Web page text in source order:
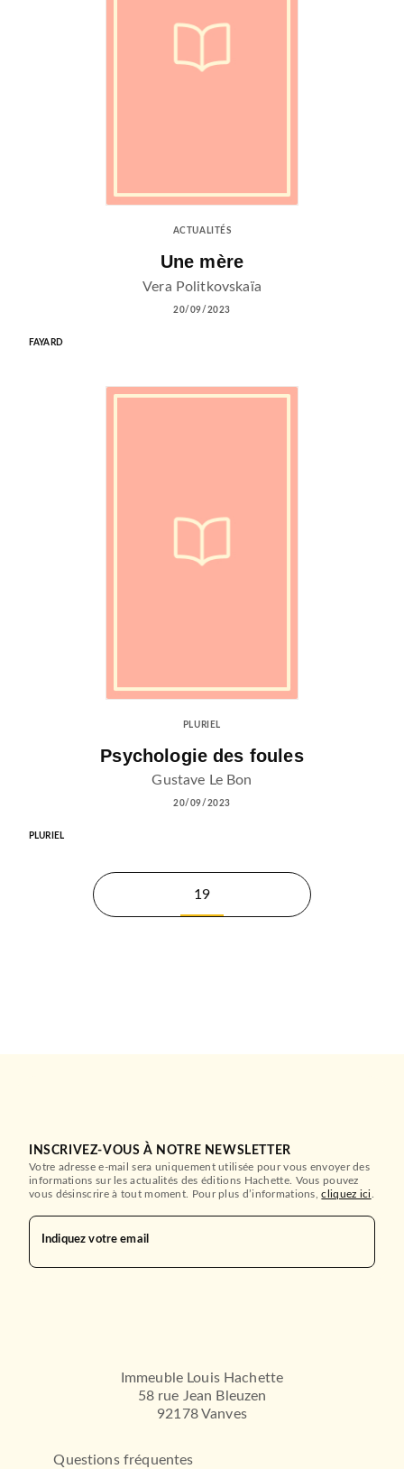
ACTUALITÉS
Une mère
Vera Politkovskaïa
20/09/2023
FAYARD
PLURIEL
Psychologie des foules
Gustave Le Bon
20/09/2023
PLURIEL
19
INSCRIVEZ-VOUS À NOTRE NEWSLETTER
Votre adresse e-mail sera uniquement utilisée pour vous envoyer des
informations sur les actualités des éditions Hachette. Vous pouvez
vous désinscrire à tout moment. Pour plus d’informations,cliquez ici.
Indiquez votre email
Immeuble Louis Hachette
58 rue Jean Bleuzen
92178 Vanves
Questions fréquentes